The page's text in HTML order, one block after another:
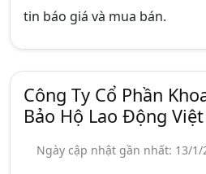
tin báo giá và mua bán.
Công Ty Cổ Phần
Bảo Hộ Lao Động
Ngày cập nhật gần nhất: 13/1/